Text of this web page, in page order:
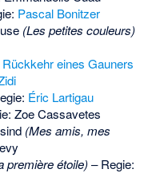
Pascal Bonitzer
(Les petites couleurs)
eines Gauners
Éric Lartigau
Zoe Cassavetes
(Mes amis, mes
première étoile)– Regie: